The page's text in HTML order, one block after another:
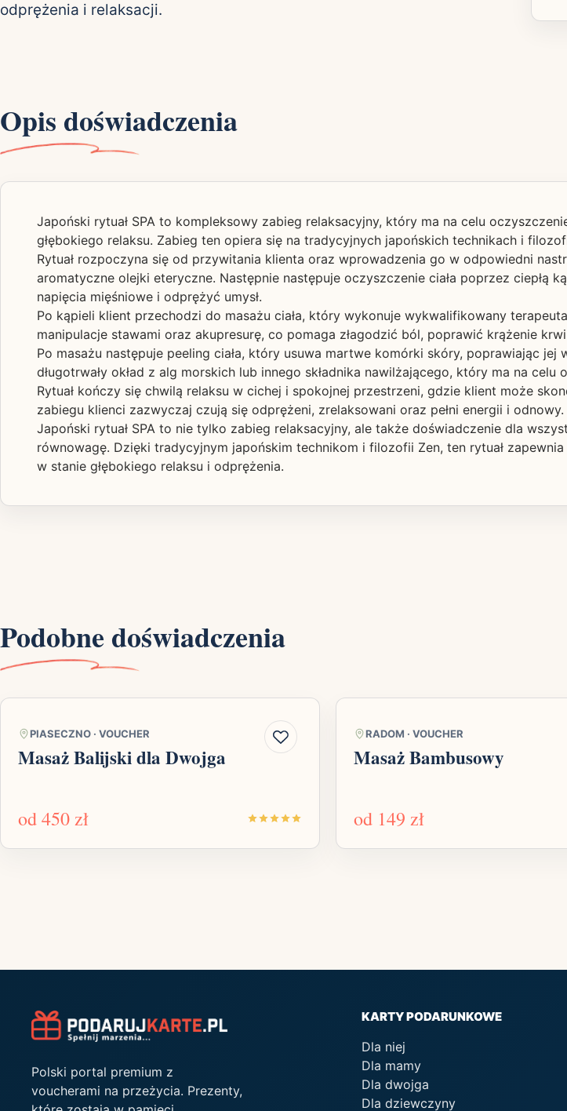
odprężenia i relaksacji.
Opis doświadczenia
Japoński rytuał SPA to kompleksowy zabieg relaksacyjny, który ma na celu
głębokiego relaksu. Zabieg ten opiera się na tradycyjnych japońskich technikach i
Rytuał rozpoczyna się od przywitania klienta oraz wprowadzenia go w odpowiedni
aromatyczne olejki eteryczne. Następnie następuje oczyszczenie ciała poprzez ciepłą
napięcia mięśniowe i odprężyć umysł.
Po kąpieli klient przechodzi do masażu ciała, który wykonuje wykwalifikowany
manipulacje stawami oraz akupresurę, co pomaga złagodzić ból, poprawić krążenie
Po masażu następuje peeling ciała, który usuwa martwe komórki skóry, poprawiając
długotrwały okład z alg morskich lub innego składnika nawilżającego, który ma na celu
Rytuał kończy się chwilą relaksu w cichej i spokojnej przestrzeni, gdzie klient może
zabiegu klienci zazwyczaj czują się odprężeni, zrelaksowani oraz pełni energii i odnowy.
Japoński rytuał SPA to nie tylko zabieg relaksacyjny, ale także doświadczenie dla
równowagę. Dzięki tradycyjnym japońskim technikom i filozofii Zen, ten rytuał
w stanie głębokiego relaksu i odprężenia.
Podobne doświadczenia
PIASECZNO · VOUCHER
Masaż Balijski dla Dwojga
od450 zł
RADOM · VOUCHER
Masaż Bambusowy
od 149 zł
Polski portal premium z
voucherami na przeżycia. Prezenty,
KARTY PODARUNKOWE
Dla niej
Dla mamy
Dla dwojga
Dla dziewczyny